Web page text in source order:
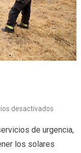
desactivadosen
Civil
(24/03/
de urgencia,
los solares